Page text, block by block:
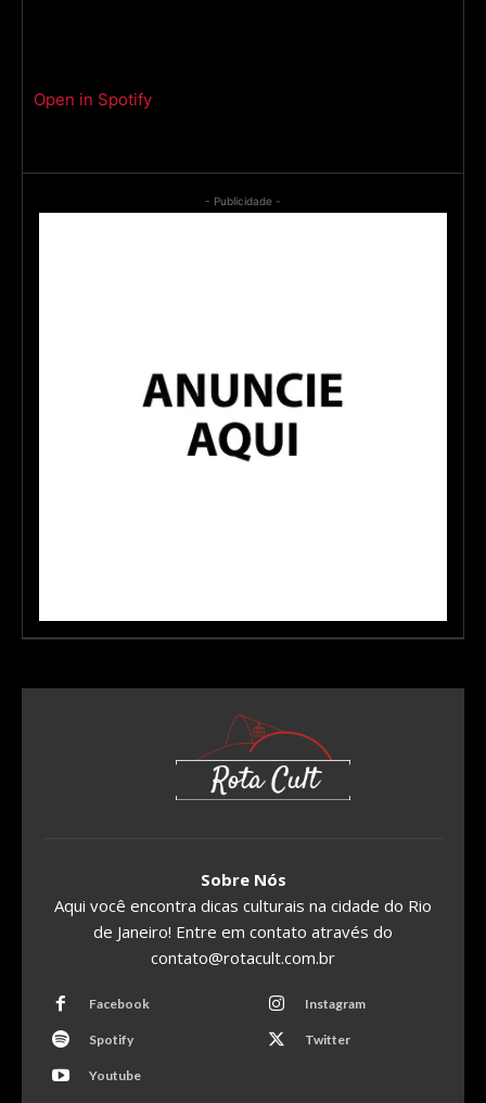
Open in Spotify
- Publicidade -
Sobre Nós
Aqui você encontra dicas culturais na cidade do Rio
de Janeiro! Entre em contato através do
contato@rotacult.com.br
Facebook Instagram
Spotify Twitter
Youtube